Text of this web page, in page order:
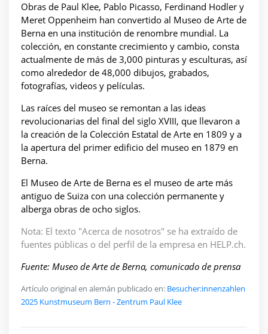
Obras de Paul Klee, Pablo Picasso, Ferdinand Hodler y
Meret Oppenheim han convertido al Museo de Arte de
Berna en una institución de renombre mundial. La
colección, en constante crecimiento y cambio, consta
actualmente de más de 3,000 pinturas y esculturas, así
como alrededor de 48,000 dibujos, grabados,
fotografías, videos y películas.
Las raíces del museo se remontan a las ideas
revolucionarias del final del siglo XVIII, que llevaron a
la creación de la Colección Estatal de Arte en 1809 y a
la apertura del primer edificio del museo en 1879 en
Berna.
El Museo de Arte de Berna es el museo de arte más
antiguo de Suiza con una colección permanente y
alberga obras de ocho siglos.
Nota: El texto "Acerca de nosotros" se ha extraído de
fuentes públicas o del perfil de la empresa en HELP.ch.
Fuente: Museo de Arte de Berna, comunicado de prensa
Artículo original en alemán publicado en: Besucher:innenzahlen
2025 Kunstmuseum Bern - Zentrum Paul Klee